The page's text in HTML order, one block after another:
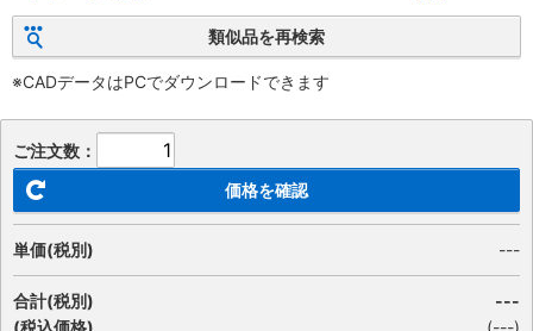
類似品を再検索
※CADデータはPCでダウンロードできます
ご注文数：
価格を確認
単価(税別) ---
合計(税別)
(税込価格)
---
(---)